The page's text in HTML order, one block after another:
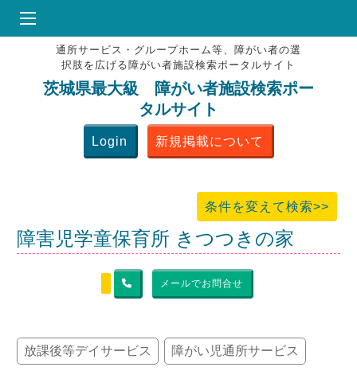
HOME
♥お気にりブックマーク
掲載会員MENU
よくある質問
通所サービス・グループホーム等、障がい者の選
択肢を広げる障がい者施設検索ポータルサイト
茨城県最大級 障がい者施設検索ポー
タルサイト
Login 新規掲載について
条件を変えて検索>>
障害児学童保育所 きつつきの家
メールでお問合せ
放課後等デイサービス 障がい児通所サービス